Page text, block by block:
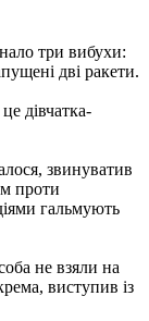
три вибухи:
дві ракети.
дівчатка-
звинуватив
проти
гальмують
не взяли на
виступив із